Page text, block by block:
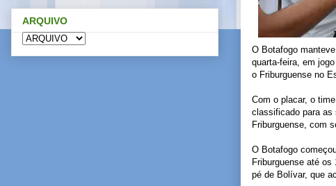
O Botafogo
quarta-feira, em
o Friburguense no
Com o placar, o
classificado para as
Friburguense, com
O Botafogo
Friburguense até
pé de Bolívar, que
ARQUIVO